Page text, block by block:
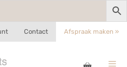
Contact Afspraak maken »